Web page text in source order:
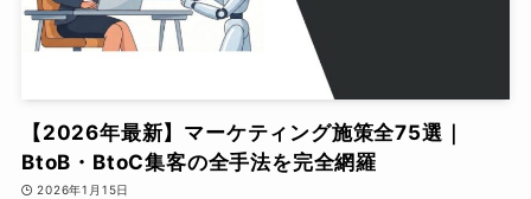
【2026年最新】マーケティング施策全75選｜
BtoB・BtoC集客の全手法を完全網羅
2026年1月15日